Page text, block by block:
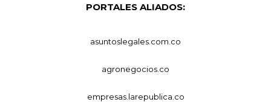
PORTALES ALIADOS:
asuntoslegales.com.co
agronegocios.co
empresas.larepublica.co